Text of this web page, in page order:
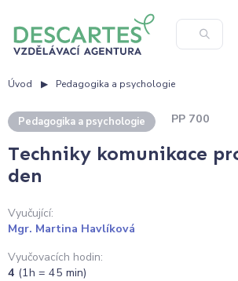
Úvod Pedagogika a psychologie
Pedagogika a psychologie PP 700
Techniky komunikace
den
Vyučující:
Mgr. Martina Havlíková
Vyučovacích hodin:
4 (1h = 45 min)